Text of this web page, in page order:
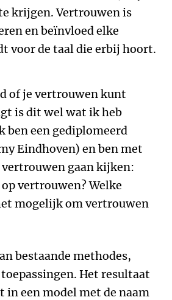
krijgen. Vertrouwen is
en beïnvloed elke
voor de taal die erbij hoort.
of je vertrouwen kunt
is dit wel wat ik heb
ben een gediplomeerd
Eindhoven) en ben met
gaan kijken:
vertrouwen? Welke
mogelijk om vertrouwen
bestaande methodes,
Het resultaat
een model met de naam